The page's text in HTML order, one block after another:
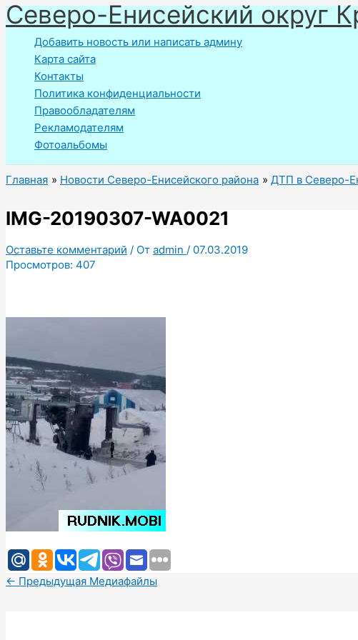
Перейти
к
содержимому
Северо-Енисейский округ
Добавить новость или написать админу
Карта сайта
Контакты
Политика конфиденциальности
Правообладателям
Рекламодателям
Фотоальбомы
Главная Новости Северо-Енисейского района ДТП в Северо-
IMG-20190307-WA0021
Оставьте комментарий / От admin / 07.03.2019
Просмотров: 407
← Предыдущая Медиафайлы